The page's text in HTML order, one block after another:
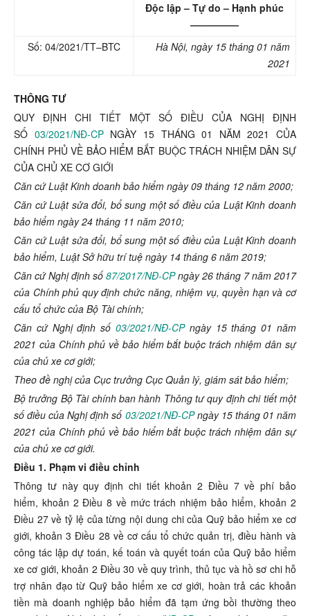
Độc lập – Tự do – Hạnh phúc
—————
Số: 04/2021/TT–BTC Hà Nội, ngày 15 tháng 01 năm
2021
THÔNG TƯ
QUY ĐỊNH CHI TIẾT MỘT SỐ ĐIỀU CỦA NGHỊ ĐỊNH
SỐ 03/2021/NĐ-CPNGÀY 15 THÁNG 01 NĂM 2021 CỦA
CHÍNH PHỦ VỀ BẢO HIỂM BẮT BUỘC TRÁCH NHIỆM DÂN SỰ
CỦA CHỦ XE CƠ GIỚI
Căn cứ Luật Kinh doanh bảo hiểm ngày 09 tháng 12 năm 2000;
Căn cứ Luật sửa đổi, bổ sung một số điều của Luật Kinh doanh
bảo hiểm ngày 24 tháng 11 năm 2010;
Căn cứ Luật sửa đổi, bổ sung một số điều của Luật Kinh doanh
bảo hiểm, Luật Sở hữu trí tuệ ngày 14 tháng 6 năm 2019;
Căn cứ Nghị định số87/2017/NĐ-CPngày 26 tháng 7 năm 2017
của Chính phủ quy định chức năng, nhiệm vụ, quyền hạn và cơ
cấu tổ chức của Bộ Tài chính;
Căn cứ Nghị định số 03/2021/NĐ-CPngày 15 tháng 01 năm
2021 của Chính phủ về bảo hiểm bắt buộc trách nhiệm dân sự
của chủ xe cơ giới;
Theo đề nghị của Cục trưởng Cục Quản lý, giám sát bảo hiểm;
Bộ trưởng Bộ Tài chính ban hành Thông tư quy định chi tiết một
số điều của Nghị định số 03/2021/NĐ-CPngày 15 tháng 01 năm
2021 của Chính phủ về bảo hiểm bắt buộc trách nhiệm dân sự
của chủ xe cơ giới.
Điều 1. Phạm vi điều chỉnh
Thông tư này quy định chi tiếtkhoản 2 Điều 7 về phí bảo
hiểm, khoản 2 Điều 8 về mức trách nhiệm bảo hiểm,khoản 2
Điều 27 về tỷ lệ của từng nội dung chi của Quỹ bảo hiểm xe cơ
giới,khoản 3 Điều 28 về cơ cấu tổ chức quản trị, điều hành và
công tác lập dự toán, kế toán và quyết toán của Quỹ bảo hiểm
xe cơ giới,khoản 2 Điều 30 về quy trình, thủ tục và hồ sơ chi hỗ
trợ nhân đạo từ Quỹ bảo hiểm xe cơ giới, hoàn trả các khoản
tiền mà doanh nghiệp bảo hiểm đã tạm ứng bồi thường theo